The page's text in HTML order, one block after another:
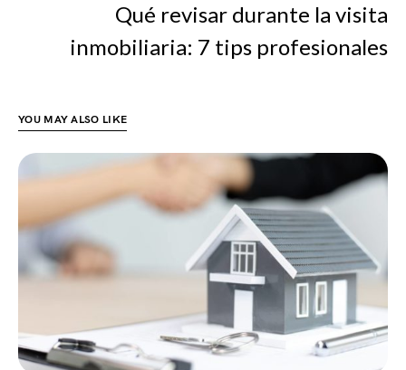
Qué revisar durante la visita
inmobiliaria: 7 tips profesionales
YOU MAY ALSO LIKE